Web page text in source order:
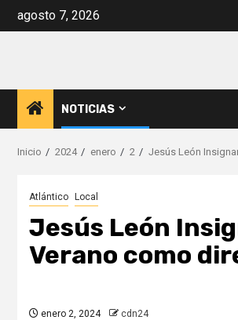
agosto 7, 2026
NOTICIAS
Inicio 2024 enero 2 Jesús León
Atlántico Local
Jesús León
Verano como
enero 2, 2024 cdn24